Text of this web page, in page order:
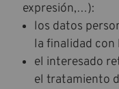
expresión,…):
los datos
la finalidad con
el interesado
el tratamiento